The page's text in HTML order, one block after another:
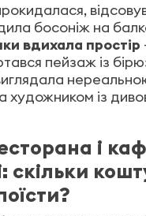
босоніж на
вдихала простір
пейзаж із
художником із
і
скільки